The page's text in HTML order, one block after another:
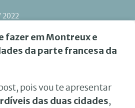
2022
fazer em Montreux e
da parte francesa da
pois vou te apresentar
das duas cidades,